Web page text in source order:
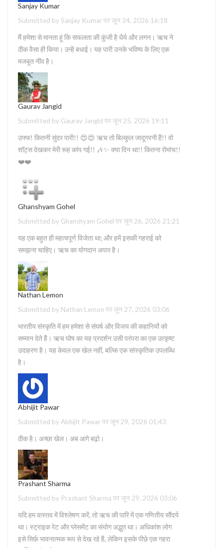
Sanjay Kumar
Submitted by Sanjay Kumar पर जून 24, 2026 16:18
मैं हमेशा से मानता हूं कि सफलता की कुंजी है धैर्य और लगन। ऋच ने
ठीक वैसा ही किया। उन्हें बधाई। यह पारी उनके भविष्य के लिए एक
मजबूत नींव है।
Gaurav Jangid
Submitted by Gaurav Jangid पर जून 25, 2026 19:11
उफ्फ! कितनी सुंदर पारी!! 😍😍 ऋच तो बिल्कुल जादूगरनी हैं!! वो
शॉट्स देखकर मेरी रूह कांप गई!! 🎶✨ क्या दिन था!! कितना रोमांच!!
❤️❤️
Ghanshyam Gohel
Submitted by Ghanshyam Gohel पर जून 26, 2026 21:21
यह एक बहुत ही महत्वपूर्ण विजेता था; और हमें इसकी गहराई को
समझना चाहिए। ऋच का योगदान अपार है।
Nathan Lemon
Submitted by Nathan Lemon पर जून 27, 2026 03:06
भारतीय संस्कृति में हम हमेशा से संघर्ष और विजय की कहानियों को
सम्मान देते हैं। ऋच घोष का यह प्रदर्शन उसी परंपरा का एक उत्कृष्ट
उदाहरण है। यह केवल एक खेल नहीं, बल्कि एक सांस्कृतिक उपलब्धि
है।
Abhijit Pawar
Submitted by Abhijit Pawar पर जून 29, 2026 01:43
ठीक है। अच्छा खेल। अब आगे बढ़ो।
Prashant Sharma
Submitted by Prashant Sharma पर जून 29, 2026 03:06
यदि हम वास्तव में विश्लेषण करें, तो ऋच की पारि में एक गणितीय सौंदर्य
था। स्ट्राइक रेट और प्लेसमेंट का संयोग अद्भुत था। अधिकांश लोग
इसे सिर्फ़ भावनात्मक रूप से देख रहे हैं, लेकिन इसके पीछे एक गहरा